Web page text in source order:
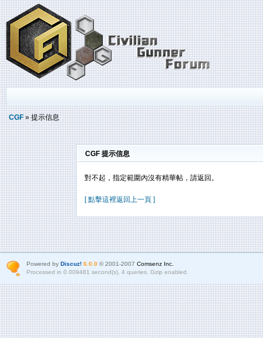
CGF» 提示信息
CGF 提示信息
對不起，指定範圍內沒有精華帖，請返回。
[ 點擊這裡返回上一頁 ]
Powered by Discuz! 6.0.0© 2001-2007 Comsenz Inc.
Processed in 0.009481 second(s), 4 queries, Gzip enabled.